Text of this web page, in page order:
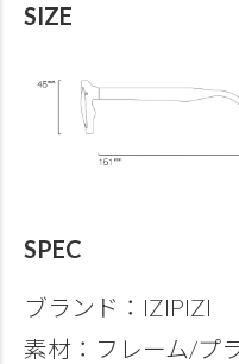
SIZE
SPEC
ブランド：IZIPIZI
素材：フレーム/プ